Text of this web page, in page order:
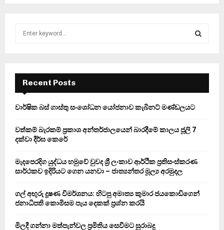
f
r
E
A
Recent Posts
වාර්ෂික බස් ගාස්තු සංශෝධන යෝජනාව කැබිනට් මණ්ඩලයට
වත්කම් බැරකම් ප්‍රකාශ අන්තර්ජාලයෙන් බාරදීමේ කාලය ජූලි 7
දක්වා දීර්ඝ කෙරේ
මැදපෙරදිග යුද්ධය හමුවේ වුවද ශ්‍රී ලංකාව ආර්ථික ප්‍රතිසංස්කරණ
සාර්ථකව ඉදිරියට ගෙන යනවා – ජාත්‍යන්තර මූල්‍ය අරමුදල
ගල් අඟුරු දූෂණ විමර්ශනය: හිටපු අමාත්‍ය කුමාර ජයකොඩිගෙන්
ජනාධිපති කොමිසම පැය දෙකක් ප්‍රශ්න කරයි
මිලදී ගන්නා මත්පැන්වල ප්‍රමිතිය සෙවීමට සුරාබදු